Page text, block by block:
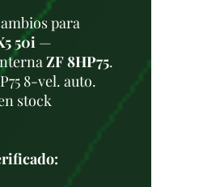
para
50i —
ZF 8HP75.
8-vel. auto.
stock